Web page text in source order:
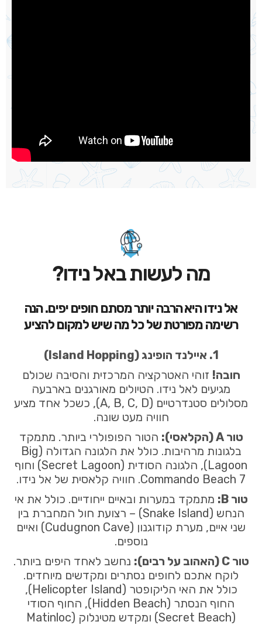
מה לעשות באל נידו?
אל נידו היא הרבה יותר מסתם חופים יפים. הנה
רשימה מפורטת של כל מה שיש למקום להציע
1. איילנד הופינג (Island Hopping)
חובה! זוהי האטרקציה המרכזית והסיבה שכולם
מגיעים לאל נידו. הטיולים מאורגנים בארבעה
מסלולים סטנדרטיים (A, B, C, D), כשכל אחד מציע
חוויה מעט שונה.
טור A (הקלאסי):
הטור הפופולרי ביותר. מתמקד
בלגונות מרהיבות. כולל את הלגונה הגדולה (Big
Lagoon), הלגונה הסודית (Secret Lagoon) וחוף
7 Commando Beach. חוויה קלאסית של אל נידו.
טור B:
מתמקד במערות ובאיים ייחודיים. כולל את אי
הנחש (Snake Island) – רצועת חול המחברת בין
שני איים, מערת קודוגנון (Cudugnon Cave) ואיים
נוספים.
טור C (האהוב על רבים):
נחשב לאחד היפים ביותר.
לוקח אתכם לחופים נסתרים ומקדשים מיוחדים.
כולל את האי הליקופטר (Helicopter Island),
החוף הנסתר (Hidden Beach), החוף הסודי
(Secret Beach) ומקדש מטינלוק (Matinloc